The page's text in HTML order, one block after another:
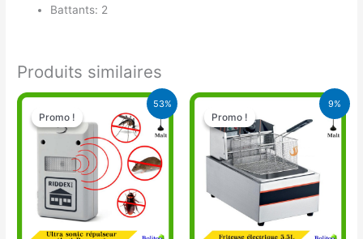
Battants: 2
Produits similaires
53%
Promo !
Promo !
Le
prix
initial
était :
15.000 CFA.
Le
prix
actuel
est :
7.000 CFA.
9%
Promo !
Promo !
Le
prix
initial
était :
57.000 CFA.
Le
prix
actuel